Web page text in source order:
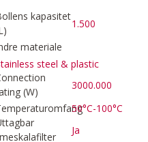
kapasitet
1.500
materiale
steel & plastic
(W)
3000.000
50°C-100°C
Ja